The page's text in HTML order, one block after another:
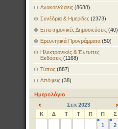
Ανακοινώσεις (8688)
Συνέδρια & Ημερίδες (2373)
Επιστημονικές Δημοσιεύσεις (40)
Ερευνητικά Προγράμματα (50)
Ηλεκτρονικές & Έντυπες
Εκδόσεις (1168)
Τύπος (887)
Απόψεις (38)
Ημερολόγιο
<
Σεπ 2023
>
Κ Δ Τ Τ Π Π
Σ
1
2